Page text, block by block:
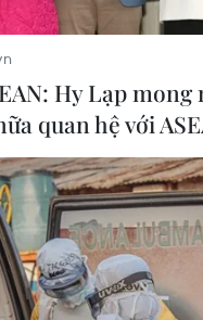
Hy Lạp
quan hệ với